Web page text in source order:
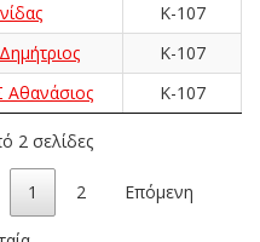
K-107
K-107
K-107
2 σελίδες
1 2 Επόμενη